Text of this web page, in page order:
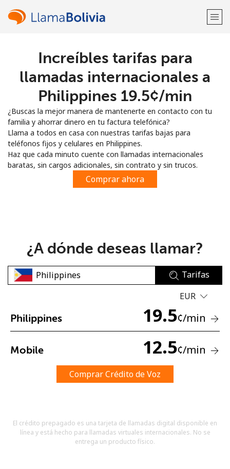
¡Bienvenido!
Regístrate con
o
No se ha creado una contraseña
Un número
Mantente en contacto para recibir nuestras mejores
Increíbles tarifas para
llamadas internacionales a
Philippines ⁦19.5¢⁩/min
¿Buscas la mejor manera de mantenerte en contacto con tu
familia y ahorrar dinero en tu factura telefónica?
Llama a todos en casa con nuestras tarifas bajas para
teléfonos fijos y celulares en Philippines.
Haz que cada minuto cuente con llamadas internacionales
baratas, sin cargos adicionales, sin contrato y sin trucos.
Comprar ahora
¿A dónde deseas llamar?
Tarifas
EUR
Philippines 19.5¢/min
Mobile 12.5¢/min
Comprar Crédito de Voz
El crédito prepagado es una tarjeta de llamadas digital disponible en
línea y está hecho para llamadas virtuales internacionales. No se
entrega un producto físico.